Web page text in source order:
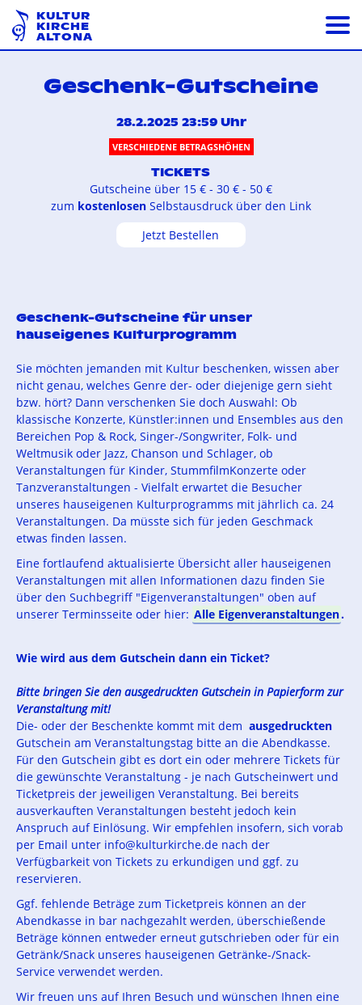
KULTUR
KIRCHE
ALTONA
Geschenk-Gutscheine
28.2.2025 23:59 Uhr
VERSCHIEDENE BETRAGSHÖHEN
TICKETS
Gutscheine über 15 € - 30 € - 50 €
zum kostenlosen Selbstausdruck über den Link
Jetzt Bestellen
Geschenk-Gutscheine für unser
hauseigenes Kulturprogramm
Sie möchten jemanden mit Kultur beschenken, wissen aber
nicht genau, welches Genre der- oder diejenige gern sieht
bzw. hört? Dann verschenken Sie doch Auswahl: Ob
klassische Konzerte, Künstler:innen und Ensembles aus den
Bereichen Pop & Rock, Singer-/Songwriter, Folk- und
Weltmusik oder Jazz, Chanson und Schlager, ob
Veranstaltungen für Kinder, StummfilmKonzerte oder
Tanzveranstaltungen - Vielfalt erwartet die Besucher
unseres hauseigenen Kulturprogramms mit jährlich ca. 24
Veranstaltungen. Da müsste sich für jeden Geschmack
etwas finden lassen.
Eine fortlaufend aktualisierte Übersicht aller hauseigenen
Veranstaltungen mit allen Informationen dazu finden Sie
über den Suchbegriff "Eigenveranstaltungen" oben auf
unserer Terminsseite oder hier: Alle Eigenveranstaltungen.
Wie wird aus dem Gutschein dann ein Ticket?
Bitte bringen Sie den ausgedruckten Gutschein in Papierform zur
Veranstaltung mit!
Die- oder der Beschenkte kommt mit demausgedruckten
Gutschein am Veranstaltungstag bitte an die Abendkasse.
Für den Gutschein gibt es dort ein oder mehrere Tickets für
die gewünschte Veranstaltung - je nach Gutscheinwert und
Ticketpreis der jeweiligen Veranstaltung. Bei bereits
ausverkauften Veranstaltungen besteht jedoch kein
Anspruch auf Einlösung. Wir empfehlen insofern, sich vorab
per Email unter info@kulturkirche.de nach der
Verfügbarkeit von Tickets zu erkundigen und ggf. zu
reservieren.
Ggf. fehlende Beträge zum Ticketpreis können an der
Abendkasse in bar nachgezahlt werden, überschießende
Beträge können entweder erneut gutschrieben oder für ein
Getränk/Snack unseres hauseigenen Getränke-/Snack-
Service verwendet werden.
Wir freuen uns auf Ihren Besuch und wünschen Ihnen eine